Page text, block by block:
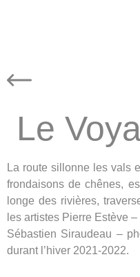
Le
La route sillonne les vals
frondaisons de chênes,
longe des rivières,
les artistes Pierre Estève
Sébastien Siraudeau –
durant l’hiver 2021-2022.